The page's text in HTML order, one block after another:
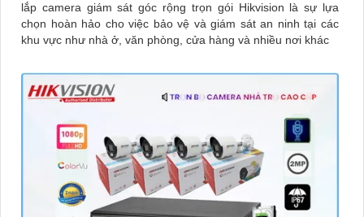
lắp camera giám sát góc rộng trọn gói Hikvision là sự lựa
chọn hoàn hảo cho việc bảo vệ và giám sát an ninh tại các
khu vực như nhà ở, văn phòng, cửa hàng và nhiều nơi khác